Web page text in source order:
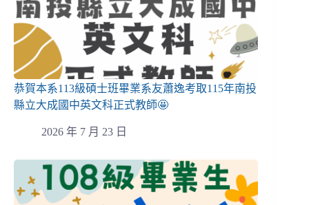
恭賀本系113級碩士班畢業系友蕭逸考取115年南投
縣立大成國中英文科正式教師🤩
2026 年 7 月 23 日